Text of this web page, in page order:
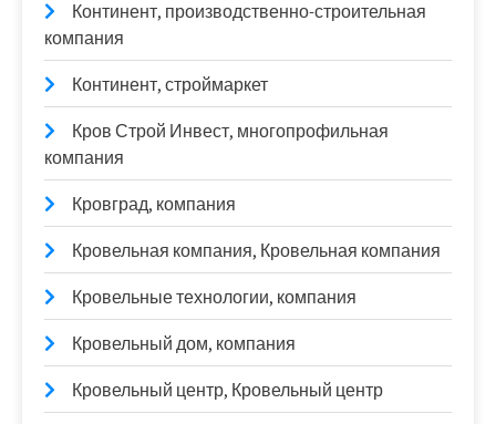
Континент, производственно-строительная
компания
Континент, строймаркет
Кров Строй Инвест, многопрофильная
компания
Кровград, компания
Кровельная компания, Кровельная компания
Кровельные технологии, компания
Кровельный дом, компания
Кровельный центр, Кровельный центр